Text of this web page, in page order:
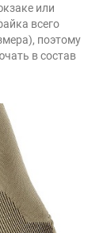
или
всего
поэтому
в состав